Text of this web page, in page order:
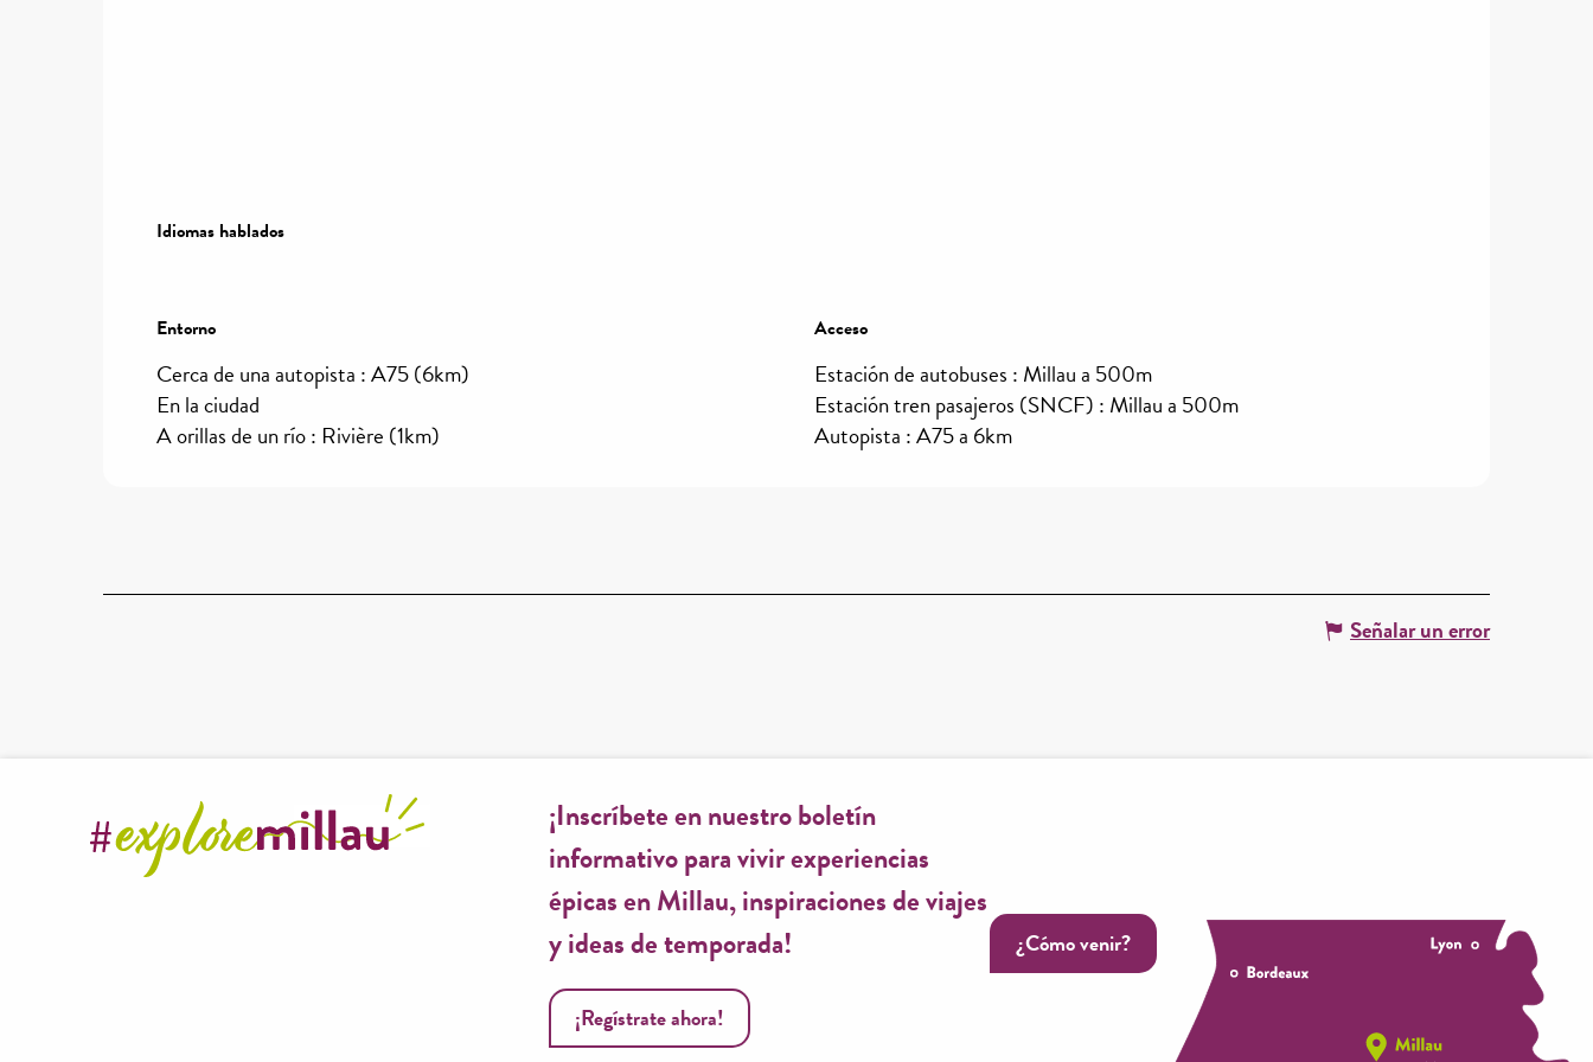
Idiomas hablados
Idiomas hablados
Entorno
Entorno
Cerca de una autopista :A75(6km)
En la ciudad
A orillas de un río : Rivière (1km)
Acceso
Acceso
Estación de autobuses : Millau a 500m
Estación tren pasajeros (SNCF) : Millau a 500m
Autopista : A75 a 6km
Señalar un error
¡Inscríbete en nuestro boletín
informativo para vivir experiencias
épicas en Millau, inspiraciones de viajes
y ideas de temporada!
¡Regístrate ahora!
¿Cómo venir?